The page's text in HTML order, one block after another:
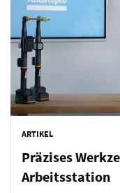
ARTIKEL
Präzises
Arbeitsstation